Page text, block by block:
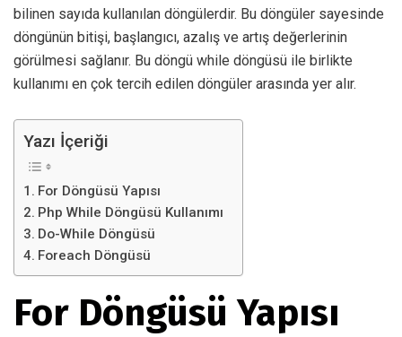
bilinen sayıda kullanılan döngülerdir. Bu döngüler sayesinde
döngünün bitişi, başlangıcı, azalış ve artış değerlerinin
görülmesi sağlanır. Bu döngü while döngüsü ile birlikte
kullanımı en çok tercih edilen döngüler arasında yer alır.
Yazı İçeriği
For Döngüsü Yapısı
Php While Döngüsü Kullanımı
Do-While Döngüsü
Foreach Döngüsü
For Döngüsü Yapısı